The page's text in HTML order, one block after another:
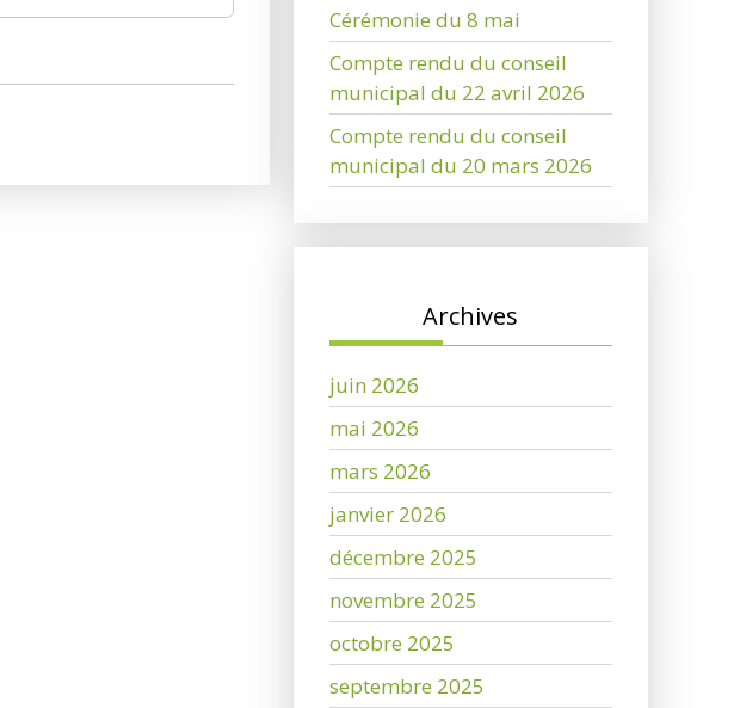
Cérémonie du 8 mai
Compte rendu du conseil
municipal du 22 avril 2026
Compte rendu du conseil
municipal du 20 mars 2026
Archives
juin 2026
mai 2026
mars 2026
janvier 2026
décembre 2025
novembre 2025
octobre 2025
septembre 2025